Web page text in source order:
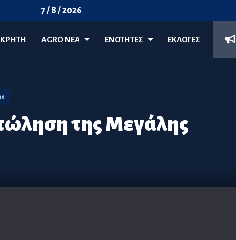
7 / 8 / 2026
ΚΡΗΤΗ AGRO ΝΈΑ ΕΝΟΤΗΤΕΣ ΕΚΛΟΓΕΣ
της Μεγάλης